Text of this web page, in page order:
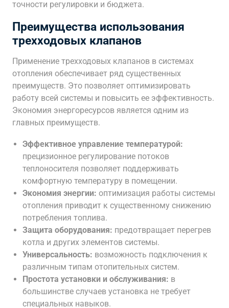
точности регулировки и бюджета.
Преимущества использования
трехходовых клапанов
Применение трехходовых клапанов в системах
отопления обеспечивает ряд существенных
преимуществ. Это позволяет оптимизировать
работу всей системы и повысить ее эффективность.
Экономия энергоресурсов является одним из
главных преимуществ.
Эффективное управление температурой:
прецизионное регулирование потоков
теплоносителя позволяет поддерживать
комфортную температуру в помещении.
Экономия энергии: оптимизация работы системы
отопления приводит к существенному снижению
потребления топлива.
Защита оборудования: предотвращает перегрев
котла и других элементов системы.
Универсальность: возможность подключения к
различным типам отопительных систем.
Простота установки и обслуживания: в
большинстве случаев установка не требует
специальных навыков.